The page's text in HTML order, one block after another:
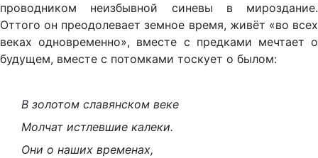
проводником неизбывной синевы в мироздание.
Оттого он преодолевает земное время, живёт «во всех
веках одновременно», вместе с предками мечтает о
будущем, вместе с потомками тоскует о былом:
В золотом славянском веке
Молчат истлевшие калеки.
Они о наших временах,